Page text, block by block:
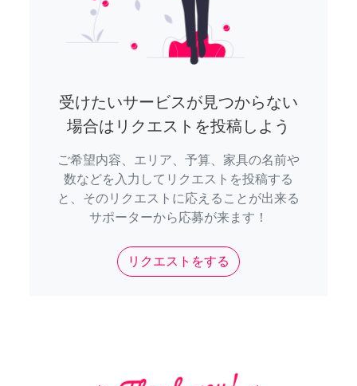
受けたいサービスが見つからない
場合はリクエストを投稿しよう
ご希望内容、エリア、予算、家具の名前や
数などを入力してリクエストを投稿する
と、そのリクエストに応えることが出来る
サポーターから応募が来ます！
リクエストをする